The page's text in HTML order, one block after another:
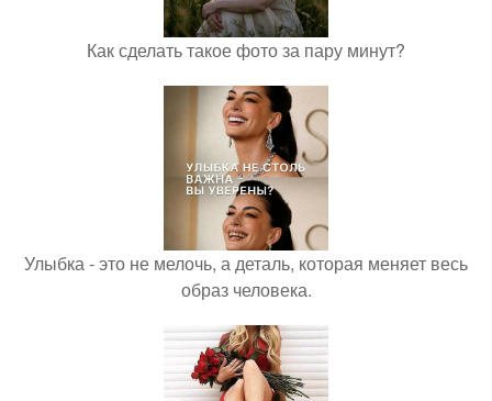
Как сделать такое фото за пару минут?
Улыбка - это не мелочь, а деталь, которая меняет весь
образ человека.